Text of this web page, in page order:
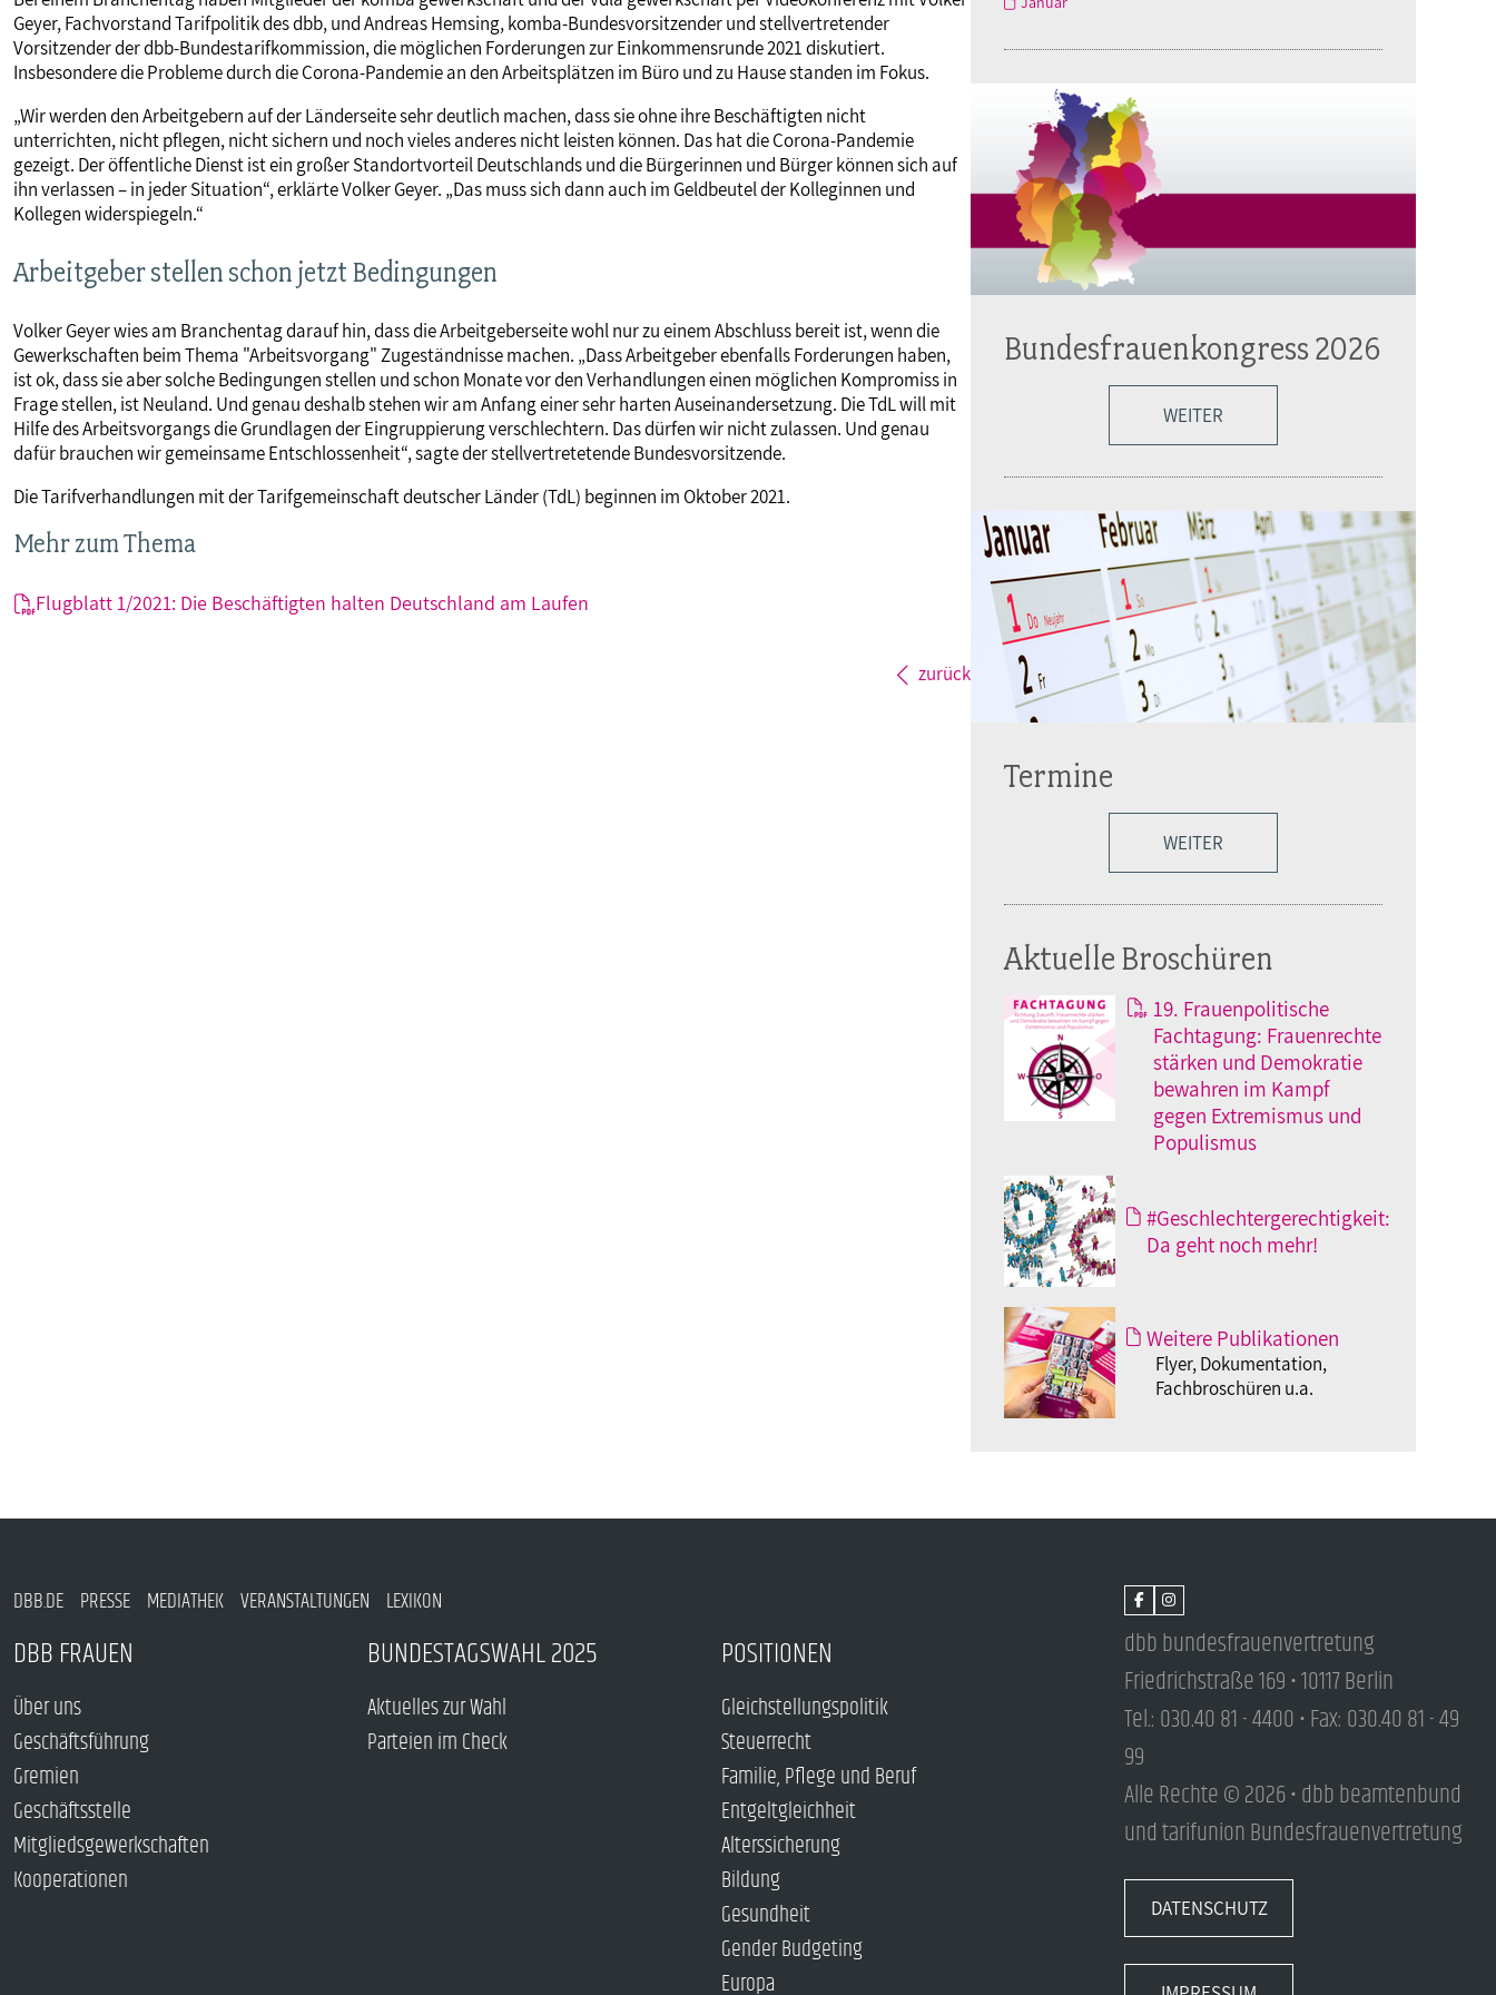
Geyer, Fachvorstand Tarifpolitik des dbb, und Andreas Hemsing, komba-Bundesvorsitzender und stellvertretender
Vorsitzender der dbb-Bundestarifkommission, die möglichen Forderungen zur Einkommensrunde 2021 diskutiert.
Insbesondere die Probleme durch die Corona-Pandemie an den Arbeitsplätzen im Büro und zu Hause standen im Fokus.
„Wir werden den Arbeitgebern auf der Länderseite sehr deutlich machen, dass sie ohne ihre Beschäftigten nicht
unterrichten, nicht pflegen, nicht sichern und noch vieles anderes nicht leisten können. Das hat die Corona-Pandemie
gezeigt. Der öffentliche Dienst ist ein großer Standortvorteil Deutschlands und die Bürgerinnen und Bürger können sich auf
ihn verlassen – in jeder Situation“, erklärte Volker Geyer. „Das muss sich dann auch im Geldbeutel der Kolleginnen und
Kollegen widerspiegeln.“
Arbeitgeber stellen schon jetzt Bedingungen
Volker Geyer wies am Branchentag darauf hin, dass die Arbeitgeberseite wohl nur zu einem Abschluss bereit ist, wenn die
Gewerkschaften beim Thema "Arbeitsvorgang" Zugeständnisse machen. „Dass Arbeitgeber ebenfalls Forderungen haben,
ist ok, dass sie aber solche Bedingungen stellen und schon Monate vor den Verhandlungen einen möglichen Kompromiss in
Frage stellen, ist Neuland. Und genau deshalb stehen wir am Anfang einer sehr harten Auseinandersetzung. Die TdL will mit
Hilfe des Arbeitsvorgangs die Grundlagen der Eingruppierung verschlechtern. Das dürfen wir nicht zulassen. Und genau
dafür brauchen wir gemeinsame Entschlossenheit“, sagte der stellvertretetende Bundesvorsitzende.
Die Tarifverhandlungen mit der Tarifgemeinschaft deutscher Länder (TdL) beginnen im Oktober 2021.
Mehr zum Thema
Flugblatt 1/2021: Die Beschäftigten halten Deutschland am Laufen
zurück
Bundesfrauenkongress 2026
WEITER
Termine
WEITER
Aktuelle Broschüren
19. Frauenpolitische
Fachtagung: Frauenrechte
stärken und Demokratie
bewahren im Kampf
gegen Extremismus und
Populismus
#Geschlechtergerechtigkeit:
Da geht noch mehr!
Weitere Publikationen
Flyer, Dokumentation,
Fachbroschüren u.a.
DBB.DE PRESSE MEDIATHEK VERANSTALTUNGEN LEXIKON
DBB FRAUEN
Über uns
Geschäftsführung
Gremien
Geschäftsstelle
Mitgliedsgewerkschaften
Kooperationen
BUNDESTAGSWAHL 2025
Aktuelles zur Wahl
Parteien im Check
POSITIONEN
Gleichstellungspolitik
Steuerrecht
Familie, Pflege und Beruf
Entgeltgleichheit
Alterssicherung
Bildung
Gesundheit
Gender Budgeting
Europa
dbb bundesfrauenvertretung
Friedrichstraße 169 • 10117 Berlin
Tel.: 030.40 81 - 4400 • Fax: 030.40 81 - 49
99
Alle Rechte © 2026 • dbb beamtenbund
und tarifunion Bundesfrauenvertretung
DATENSCHUTZ